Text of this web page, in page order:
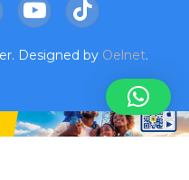
YouTubeTikTok
Designed by Oelnet.